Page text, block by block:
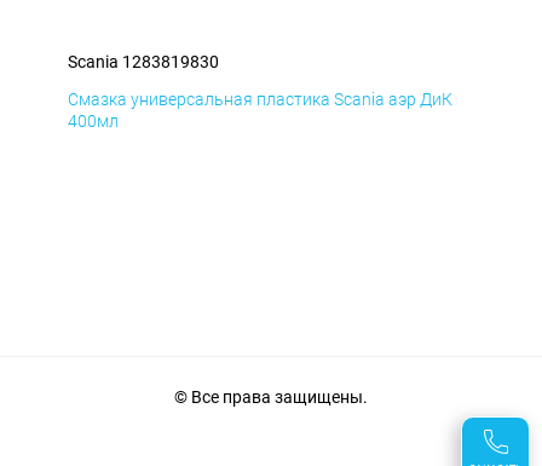
Scania 1283819830
Смазка универсальная пластика Scania аэр ДиК
400мл
© Все права защищены.